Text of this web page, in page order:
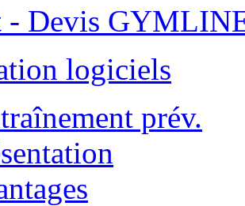
- Devis
logiciels
prév.